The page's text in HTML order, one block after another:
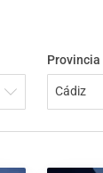
Provincia
Cádiz